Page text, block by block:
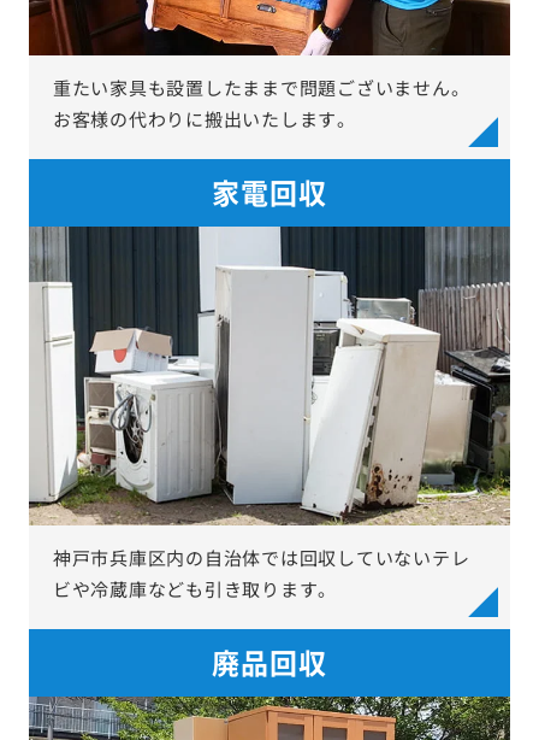
重たい家具も設置したままで問題ございません。
お客様の代わりに搬出いたします。
家電回収
神戸市兵庫区内の自治体では回収していないテレ
ビや冷蔵庫なども引き取ります。
廃品回収